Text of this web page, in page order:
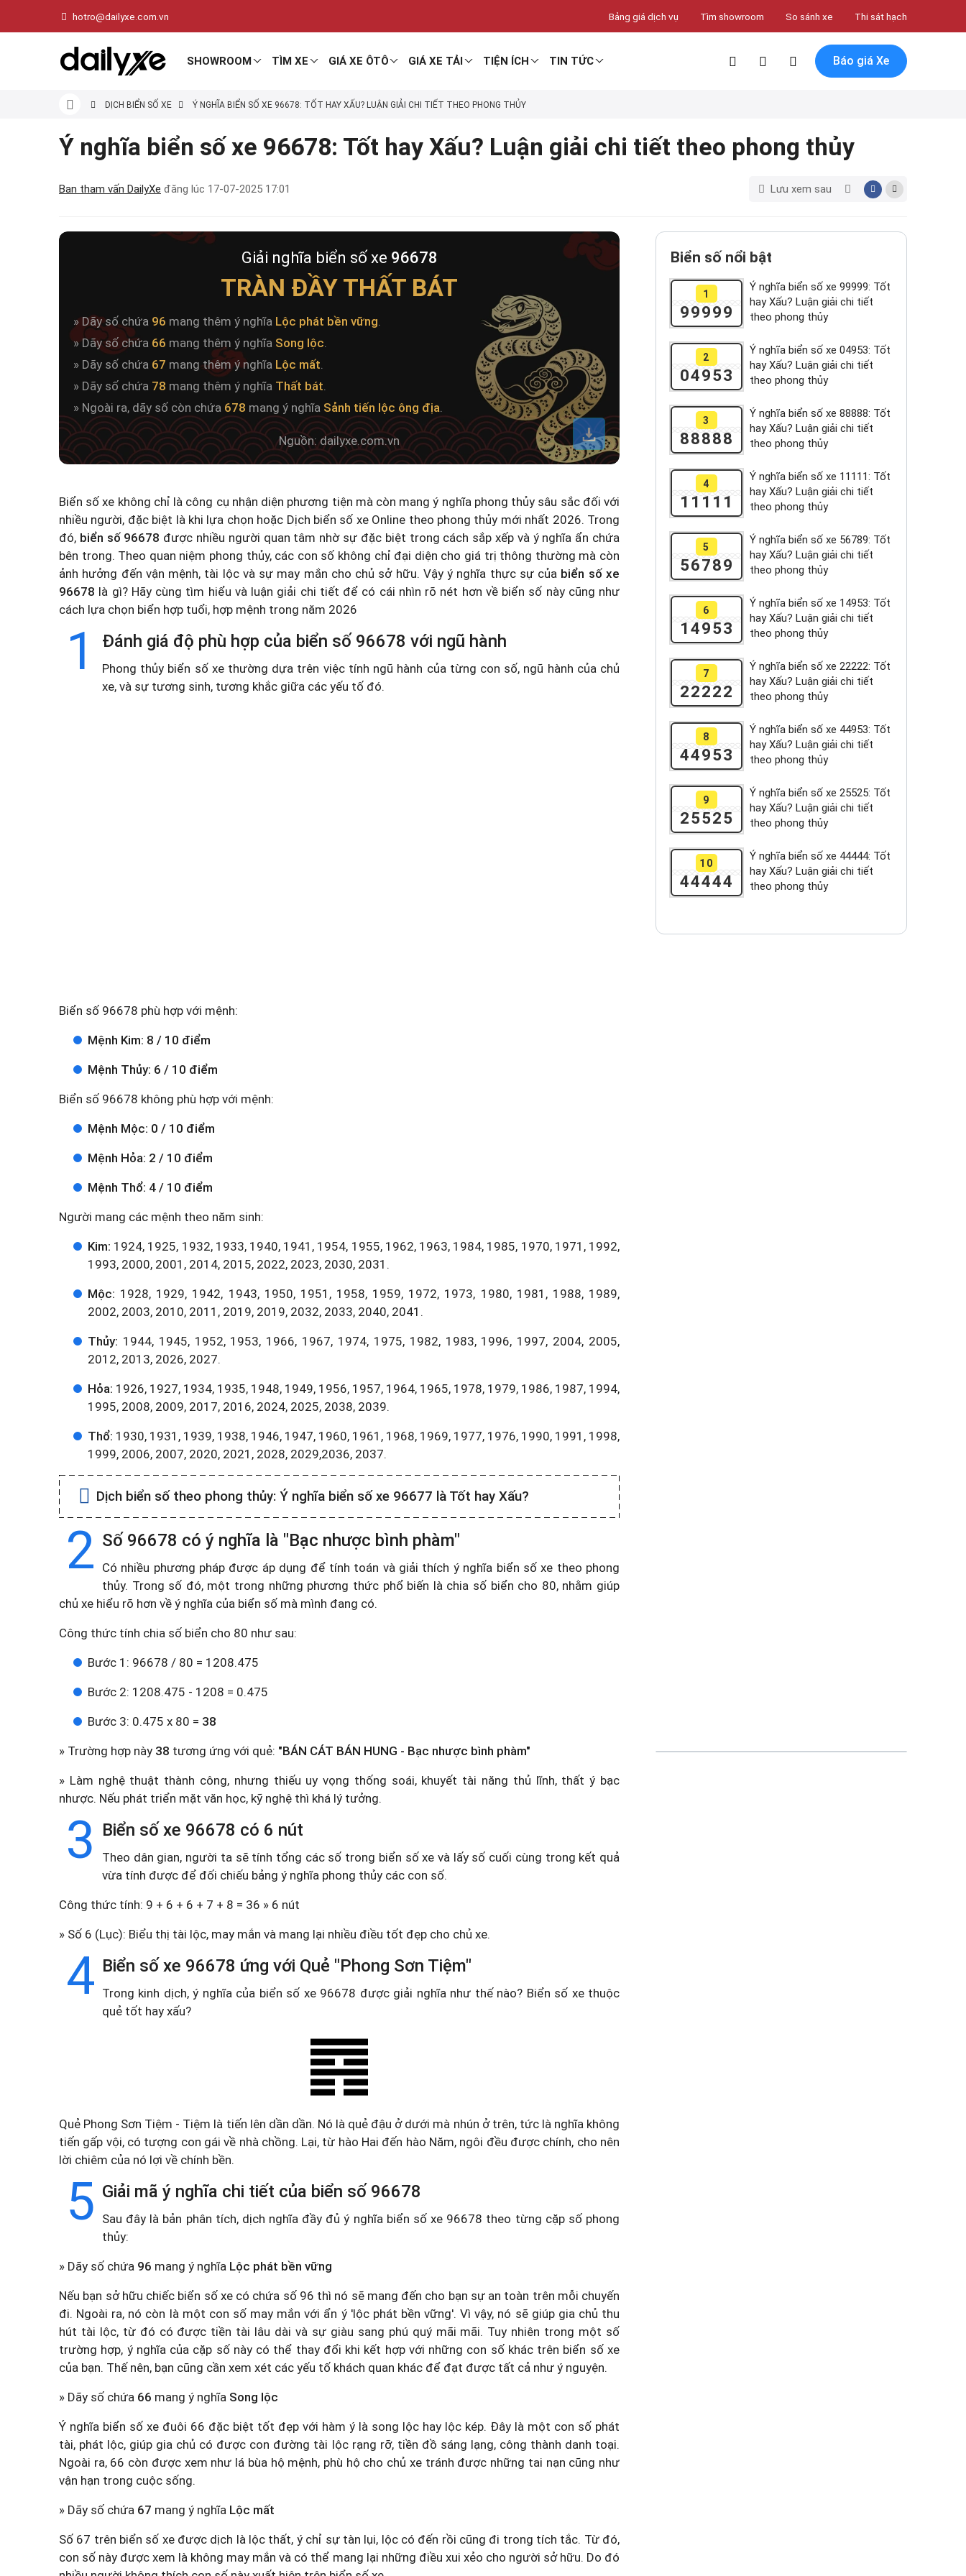
hotro@dailyxe.com.vn Bảng giá dịch vụ Tìm showroom So sánh xe Thi sát hạch
SHOWROOM TÌM XE GIÁ XE ÔTÔ GIÁ XE TẢI TIỆN ÍCH TIN TỨC Báo giá Xe
DỊCH BIỂN SỐ XE Ý NGHĨA BIỂN SỐ XE 96678: TỐT HAY XẤU? LUẬN GIẢI CHI TIẾT THEO PHONG THỦY
Ý nghĩa biển số xe 96678: Tốt hay Xấu? Luận giải chi tiết theo phong thủy
Ban tham vấn DailyXe đăng lúc 17-07-2025 17:01 Lưu xem sau
Giải nghĩa biển số xe 96678
TRÀN ĐẦY THẤT BÁT
» Dãy số chứa 96 mang thêm ý nghĩa Lộc phát bền vững.
» Dãy số chứa 66 mang thêm ý nghĩa Song lộc.
» Dãy số chứa 67 mang thêm ý nghĩa Lộc mất.
» Dãy số chứa 78 mang thêm ý nghĩa Thất bát.
» Ngoài ra, dãy số còn chứa 678 mang ý nghĩa Sảnh tiến lộc ông địa.
Nguồn: dailyxe.com.vn
Biển số xe không chỉ là công cụ nhận diện phương tiện mà còn mang ý nghĩa phong thủy sâu sắc đối với
nhiều người, đặc biệt là khi lựa chọn hoặc Dịch biển số xe Online theo phong thủy mới nhất 2026. Trong
đó, biển số 96678 được nhiều người quan tâm nhờ sự đặc biệt trong cách sắp xếp và ý nghĩa ẩn chứa
bên trong. Theo quan niệm phong thủy, các con số không chỉ đại diện cho giá trị thông thường mà còn
ảnh hưởng đến vận mệnh, tài lộc và sự may mắn cho chủ sở hữu. Vậy ý nghĩa thực sự của biển số xe
96678 là gì? Hãy cùng tìm hiểu và luận giải chi tiết để có cái nhìn rõ nét hơn về biển số này cũng như
cách lựa chọn biển hợp tuổi, hợp mệnh trong năm 2026
1 Đánh giá độ phù hợp của biển số 96678 với ngũ hành
Phong thủy biển số xe thường dựa trên việc tính ngũ hành của từng con số, ngũ hành của chủ
xe, và sự tương sinh, tương khắc giữa các yếu tố đó.
Biển số 96678 phù hợp với mệnh:
Mệnh Kim: 8 / 10 điểm
Mệnh Thủy: 6 / 10 điểm
Biển số 96678 không phù hợp với mệnh:
Mệnh Mộc: 0 / 10 điểm
Mệnh Hỏa: 2 / 10 điểm
Mệnh Thổ: 4 / 10 điểm
Người mang các mệnh theo năm sinh:
Kim: 1924, 1925, 1932, 1933, 1940, 1941, 1954, 1955, 1962, 1963, 1984, 1985, 1970, 1971, 1992,
1993, 2000, 2001, 2014, 2015, 2022, 2023, 2030, 2031.
Mộc: 1928, 1929, 1942, 1943, 1950, 1951, 1958, 1959, 1972, 1973, 1980, 1981, 1988, 1989,
2002, 2003, 2010, 2011, 2019, 2019, 2032, 2033, 2040, 2041.
Thủy: 1944, 1945, 1952, 1953, 1966, 1967, 1974, 1975, 1982, 1983, 1996, 1997, 2004, 2005,
2012, 2013, 2026, 2027.
Hỏa: 1926, 1927, 1934, 1935, 1948, 1949, 1956, 1957, 1964, 1965, 1978, 1979, 1986, 1987, 1994,
1995, 2008, 2009, 2017, 2016, 2024, 2025, 2038, 2039.
Thổ: 1930, 1931, 1939, 1938, 1946, 1947, 1960, 1961, 1968, 1969, 1977, 1976, 1990, 1991, 1998,
1999, 2006, 2007, 2020, 2021, 2028, 2029,2036, 2037.
Dịch biển số theo phong thủy: Ý nghĩa biển số xe 96677 là Tốt hay Xấu?
2 Số 96678 có ý nghĩa là "Bạc nhược bình phàm"
Có nhiều phương pháp được áp dụng để tính toán và giải thích ý nghĩa biển số xe theo phong
thủy. Trong số đó, một trong những phương thức phổ biến là chia số biển cho 80, nhằm giúp
chủ xe hiểu rõ hơn về ý nghĩa của biển số mà mình đang có.
Công thức tính chia số biển cho 80 như sau:
Bước 1: 96678 / 80 = 1208.475
Bước 2: 1208.475 - 1208 = 0.475
Bước 3: 0.475 x 80 = 38
» Trường hợp này 38 tương ứng với quẻ: "BÁN CÁT BÁN HUNG - Bạc nhược bình phàm"
» Làm nghệ thuật thành công, nhưng thiếu uy vọng thống soái, khuyết tài năng thủ lĩnh, thất ý bạc
nhược. Nếu phát triển mặt văn học, kỹ nghệ thì khá lý tưởng.
3 Biển số xe 96678 có 6 nút
Theo dân gian, người ta sẽ tính tổng các số trong biển số xe và lấy số cuối cùng trong kết quả
vừa tính được để đối chiếu bảng ý nghĩa phong thủy các con số.
Công thức tính: 9 + 6 + 6 + 7 + 8 = 36 » 6 nút
» Số 6 (Lục): Biểu thị tài lộc, may mắn và mang lại nhiều điều tốt đẹp cho chủ xe.
4 Biển số xe 96678 ứng với Quẻ "Phong Sơn Tiệm"
Trong kinh dịch, ý nghĩa của biển số xe 96678 được giải nghĩa như thế nào? Biển số xe thuộc
quẻ tốt hay xấu?
Quẻ Phong Sơn Tiệm - Tiệm là tiến lên dần dần. Nó là quẻ đậu ở dưới mà nhún ở trên, tức là nghĩa không
tiến gấp vội, có tượng con gái về nhà chồng. Lại, từ hào Hai đến hào Năm, ngôi đều được chính, cho nên
lời chiêm của nó lợi về chính bền.
5 Giải mã ý nghĩa chi tiết của biển số 96678
Sau đây là bản phân tích, dịch nghĩa đầy đủ ý nghĩa biển số xe 96678 theo từng cặp số phong
thủy:
» Dãy số chứa 96 mang ý nghĩa Lộc phát bền vững
Nếu bạn sở hữu chiếc biển số xe có chứa số 96 thì nó sẽ mang đến cho bạn sự an toàn trên mỗi chuyến
đi. Ngoài ra, nó còn là một con số may mắn với ẩn ý 'lộc phát bền vững'. Vì vậy, nó sẽ giúp gia chủ thu
hút tài lộc, từ đó có được tiền tài lâu dài và sự giàu sang phú quý mãi mãi. Tuy nhiên trong một số
trường hợp, ý nghĩa của cặp số này có thể thay đổi khi kết hợp với những con số khác trên biển số xe
của bạn. Thế nên, bạn cũng cần xem xét các yếu tố khách quan khác để đạt được tất cả như ý nguyện.
» Dãy số chứa 66 mang ý nghĩa Song lộc
Ý nghĩa biển số xe đuôi 66 đặc biệt tốt đẹp với hàm ý là song lộc hay lộc kép. Đây là một con số phát
tài, phát lộc, giúp gia chủ có được con đường tài lộc rạng rỡ, tiền đồ sáng lạng, công thành danh toại.
Ngoài ra, 66 còn được xem như lá bùa hộ mệnh, phù hộ cho chủ xe tránh được những tai nạn cũng như
vận hạn trong cuộc sống.
» Dãy số chứa 67 mang ý nghĩa Lộc mất
Số 67 trên biển số xe được dịch là lộc thất, ý chỉ sự tàn lụi, lộc có đến rồi cũng đi trong tích tắc. Từ đó,
con số này được xem là không may mắn và có thể mang lại những điều xui xẻo cho người sở hữu. Do đó
Biển số nổi bật
1
99999
Ý nghĩa biển số xe 99999: Tốt
hay Xấu? Luận giải chi tiết
theo phong thủy
2
04953
Ý nghĩa biển số xe 04953: Tốt
hay Xấu? Luận giải chi tiết
theo phong thủy
3
88888
Ý nghĩa biển số xe 88888: Tốt
hay Xấu? Luận giải chi tiết
theo phong thủy
4
11111
Ý nghĩa biển số xe 11111: Tốt
hay Xấu? Luận giải chi tiết
theo phong thủy
5
56789
Ý nghĩa biển số xe 56789: Tốt
hay Xấu? Luận giải chi tiết
theo phong thủy
6
14953
Ý nghĩa biển số xe 14953: Tốt
hay Xấu? Luận giải chi tiết
theo phong thủy
7
22222
Ý nghĩa biển số xe 22222: Tốt
hay Xấu? Luận giải chi tiết
theo phong thủy
8
44953
Ý nghĩa biển số xe 44953: Tốt
hay Xấu? Luận giải chi tiết
theo phong thủy
9
25525
Ý nghĩa biển số xe 25525: Tốt
hay Xấu? Luận giải chi tiết
theo phong thủy
10
44444
Ý nghĩa biển số xe 44444: Tốt
hay Xấu? Luận giải chi tiết
theo phong thủy